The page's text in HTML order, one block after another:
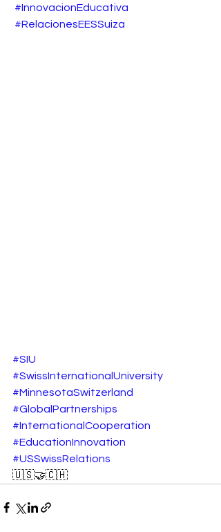
#InnovacionEducativa
#RelacionesEESSuiza
#SIU
#SwissInternationalUniversity
#MinnesotaSwitzerland
#GlobalPartnerships
#InternationalCooperation
#EducationInnovation
#USSwissRelations
🇺🇸🤝🇨🇭